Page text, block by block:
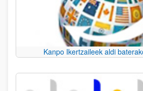
Kanpo Ikertzaileek aldi